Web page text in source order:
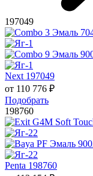
197049
Next 197049
от 110 776 ₽
Подобрать
198760
Penta 198760